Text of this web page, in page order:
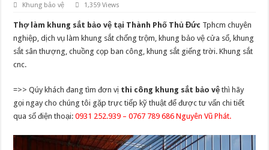
Khung bảo vệ 1,359 Views
Thợ làm khung sắt bảo vệ tại Thành Phố Thủ Đức Tphcm chuyên
nghiệp, dịch vụ làm khung sắt chống trộm, khung bảo vệ cửa sổ, khung
sắt sân thượng, chuồng cọp ban công, khung sắt giếng trời. Khung sắt
cnc.
=>> Qúy khách đang tìm đơn vị thi công khung sắt bảo vệ thì hãy
gọi ngay cho chúng tôi gặp trực tiếp kỹ thuật để được tư vấn chi tiết
qua số điện thoại: 0931 252.939 – 0767 789 686 Nguyên Vũ Phát.